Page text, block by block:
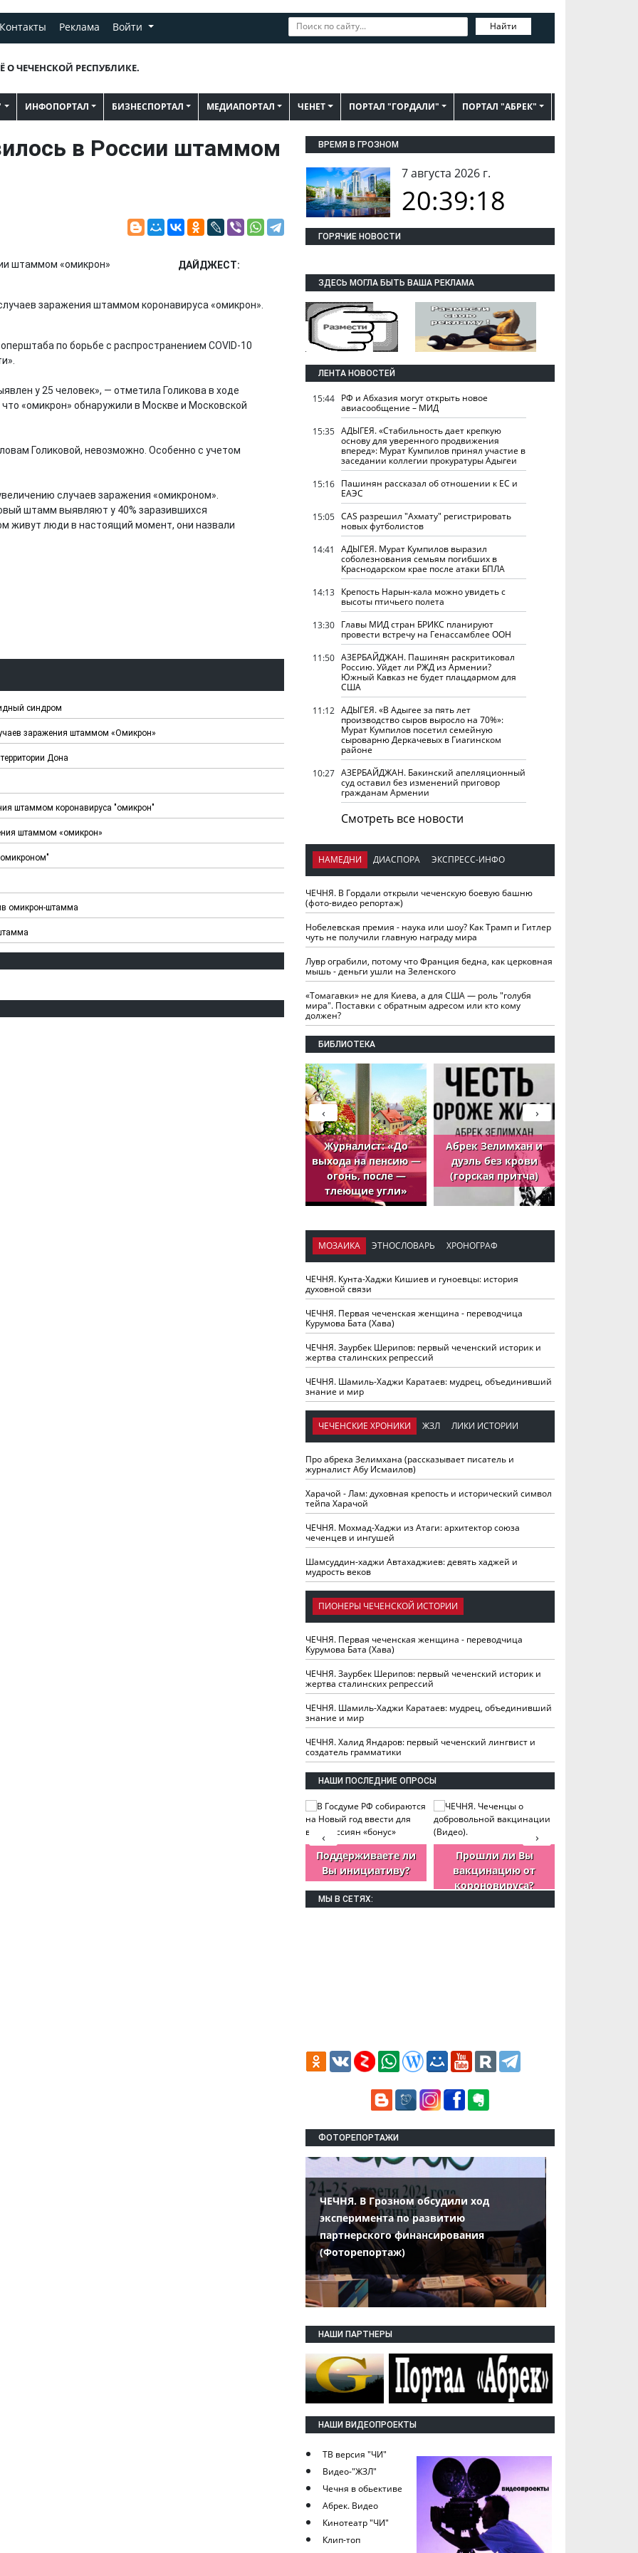
Контакты Реклама Войти Найти
О ЧЕЧЕНСКОЙ РЕСПУБЛИКЕ.
ИНФОПОРТАЛ БИЗНЕСПОРТАЛ МЕДИАПОРТАЛ ЧЕНЕТ ПОРТАЛ "ГОРДАЛИ" ПОРТАЛ "АБРЕК"
в России штаммом
ДАЙДЖЕСТ:
заражения штаммом коронавируса «омикрон».
по борьбе с распространением COVID-10
у 25 человек», — отметила Голикова в ходе
«омикрон» обнаружили в Москве и Московской
Голиковой, невозможно. Особенно с учетом
случаев заражения «омикроном».
штамм выявляют у 40% заразившихся
живут люди в настоящий момент, они назвали
синдром
заражения штаммом «Омикрон»
Дона
штаммом коронавируса "омикрон"
штаммом «омикрон»
омикрон-штамма
ВРЕМЯ В ГРОЗНОМ
7 августа 2026 г.
20:39:19
ГОРЯЧИЕ НОВОСТИ
ЗДЕСЬ МОГЛА БЫТЬ ВАША РЕКЛАМА
ЛЕНТА НОВОСТЕЙ
15:44 РФ и Абхазия могут открыть новое
авиасообщение – МИД
15:35 АДЫГЕЯ. «Стабильность дает крепкую
основу для уверенного продвижения
вперед»: Мурат Кумпилов принял участие в
заседании коллегии прокуратуры Адыгеи
15:16 Пашинян рассказал об отношении к ЕС и
ЕАЭС
15:05 CAS разрешил "Ахмату" регистрировать
новых футболистов
14:41
АДЫГЕЯ. Мурат Кумпилов выразил
соболезнования семьям погибших в
Краснодарском крае после атаки БПЛА
14:13 Крепость Нарын-кала можно увидеть с
высоты птичьего полета
13:30 Главы МИД стран БРИКС планируют
провести встречу на Генассамблее ООН
11:50 АЗЕРБАЙДЖАН. Пашинян раскритиковал
Россию. Уйдет ли РЖД из Армении?
Южный Кавказ не будет плацдармом для
США
11:12 АДЫГЕЯ. «В Адыгее за пять лет
производство сыров выросло на 70%»:
Мурат Кумпилов посетил семейную
сыроварню Деркачевых в Гиагинском
районе
10:27 АЗЕРБАЙДЖАН. Бакинский апелляционный
суд оставил без изменений приговор
гражданам Армении
Смотреть все новости
НАМЕДНИ ДИАСПОРА ЭКСПРЕСС-ИНФО
ЧЕЧНЯ. В Гордали открыли чеченскую боевую башню
(фото-видео репортаж)
Нобелевская премия - наука или шоу? Как Трамп и Гитлер
чуть не получили главную награду мира
Лувр ограбили, потому что Франция бедна, как церковная
мышь - деньги ушли на Зеленского
«Томагавки» не для Киева, а для США — роль "голубя
мира". Поставки с обратным адресом или кто кому
должен?
БИБЛИОТЕКА
Журналист: «До
выхода на пенсию —
огонь, после —
тлеющие угли»
Абрек Зелимхан и
дуэль без крови
(горская притча)
›
‹
МОЗАИКА ЭТНОСЛОВАРЬ ХРОНОГРАФ
ЧЕЧНЯ. Кунта-Хаджи Кишиев и гуноевцы: история
духовной связи
ЧЕЧНЯ. Первая чеченская женщина - переводчица
Курумова Бата (Хава)
ЧЕЧНЯ. Заурбек Шерипов: первый чеченский историк и
жертва сталинских репрессий
ЧЕЧНЯ. Шамиль-Хаджи Каратаев: мудрец, объединивший
знание и мир
ЧЕЧЕНСКИЕ ХРОНИКИ ЖЗЛ ЛИКИ ИСТОРИИ
Про абрека Зелимхана (рассказывает писатель и
журналист Абу Исмаилов)
Харачой - Лам: духовная крепость и исторический символ
тейпа Харачой
ЧЕЧНЯ. Мохмад-Хаджи из Атаги: архитектор союза
чеченцев и ингушей
Шамсуддин-хаджи Автахаджиев: девять хаджей и
мудрость веков
ПИОНЕРЫ ЧЕЧЕНСКОЙ ИСТОРИИ
ЧЕЧНЯ. Первая чеченская женщина - переводчица
Курумова Бата (Хава)
ЧЕЧНЯ. Заурбек Шерипов: первый чеченский историк и
жертва сталинских репрессий
ЧЕЧНЯ. Шамиль-Хаджи Каратаев: мудрец, объединивший
знание и мир
ЧЕЧНЯ. Халид Яндаров: первый чеченский лингвист и
создатель грамматики
НАШИ ПОСЛЕДНИЕ ОПРОСЫ
Поддерживаете ли
Вы инициативу?
Прошли ли Вы
вакцинацию от
короновируса?
›
‹
МЫ В СЕТЯХ:
ФОТОРЕПОРТАЖИ
ЧЕЧНЯ. В Грозном обсудили ход
эксперимента по развитию
партнерского финансирования
(Фоторепортаж)
НАШИ ПАРТНЕРЫ
НАШИ ВИДЕОПРОЕКТЫ
ТВ версия "ЧИ"
Видео-"ЖЗЛ"
Чечня в обьективе
Абрек. Видео
Кинотеатр "ЧИ"
Клип-топ